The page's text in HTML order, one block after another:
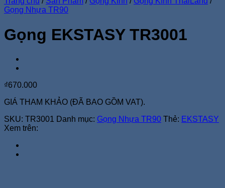
Gọng Nhựa TR90
Gọng EKSTASY TR3001
₫670.000
GIÁ THAM KHẢO (ĐÃ BAO GỒM VAT).
SKU: TR3001 Danh mục: Gọng Nhựa TR90 Thẻ: EKSTASY
Xem trên: